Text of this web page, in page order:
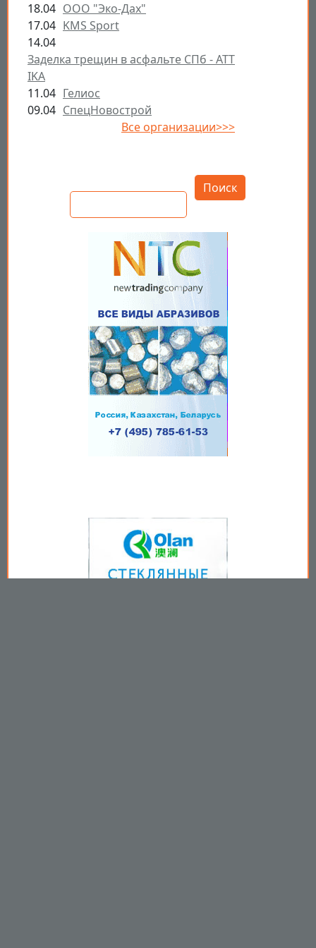
18.04 ООО "Эко-Дах"
17.04 KMS Sport
14.04
Заделка трещин в асфальте СПб - ATT
IKA
11.04 Гелиос
09.04 СпецНовострой
Все организации>>>